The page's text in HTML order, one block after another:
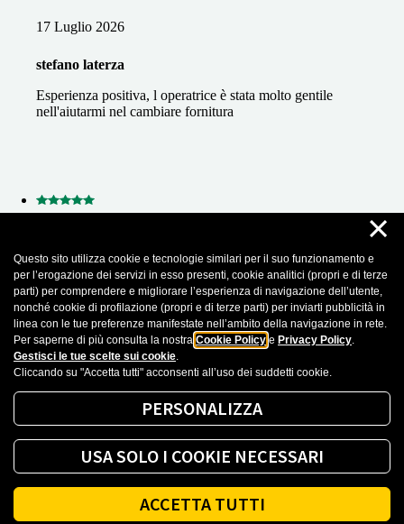
Questo sito utilizza cookie e tecnologie similari per il suo funzionamento e
per l’erogazione dei servizi in esso presenti, cookie analitici (propri e di terze
parti) per comprendere e migliorare l’esperienza di navigazione dell’utente,
nonché cookie di profilazione (propri e di terze parti) per inviarti pubblicità in
linea con le tue preferenze manifestate nell’ambito della navigazione in rete.
Per saperne di più consulta la nostra Cookie Policy e Privacy Policy.
Gestisci le tue scelte sui cookie.
Cliccando su "Accetta tutti" acconsenti all’uso dei suddetti cookie.
×
PERSONALIZZA
USA SOLO I COOKIE NECESSARI
ACCETTA TUTTI
17 Luglio 2026
stefano laterza
Esperienza positiva, l operatrice è stata molto gentile
nell'aiutarmi nel cambiare fornitura
Stefano Bova
Sono diventato cliente Eni e mi sono affidato a Giorgio nel
punto centrale di Bergamo in via Tiraboschi, ci siamo trovati
benissimo. Raccomandiamo
Recensioni importate da Google Business Profile. Puoi leggere tutte le recensioni
cliccando sul seguenteLink
Powered by
srl